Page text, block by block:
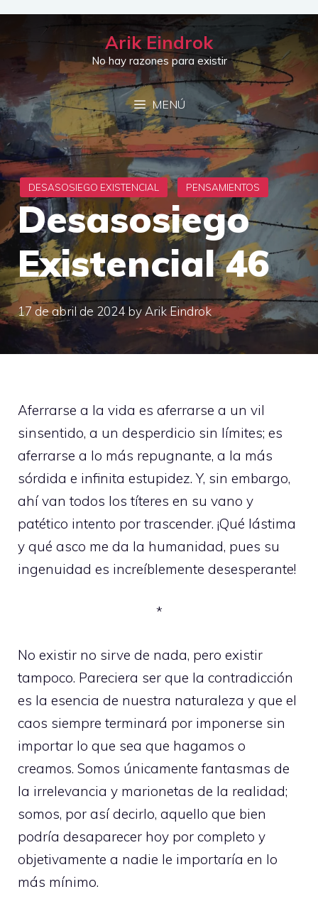
Saltar
contenido
Arik Eindrok
No hay razones para existir
MENÚ
Desasosiego
Existencial 46
17 de abril de 2024 byArik Eindrok
Aferrarse a la vida es aferrarse a un vil
sinsentido, a un desperdicio sin límites; es
aferrarse a lo más repugnante, a la más
sórdida e infinita estupidez. Y, sin embargo,
ahí van todos los títeres en su vano y
patético intento por trascender. ¡Qué lástima
y qué asco me da la humanidad, pues su
ingenuidad es increíblemente desesperante!
*
No existir no sirve de nada, pero existir
tampoco. Pareciera ser que la contradicción
es la esencia de nuestra naturaleza y que el
caos siempre terminará por imponerse sin
importar lo que sea que hagamos o
creamos. Somos únicamente fantasmas de
la irrelevancia y marionetas de la realidad;
somos, por así decirlo, aquello que bien
podría desaparecer hoy por completo y
objetivamente a nadie le importaría en lo
más mínimo.